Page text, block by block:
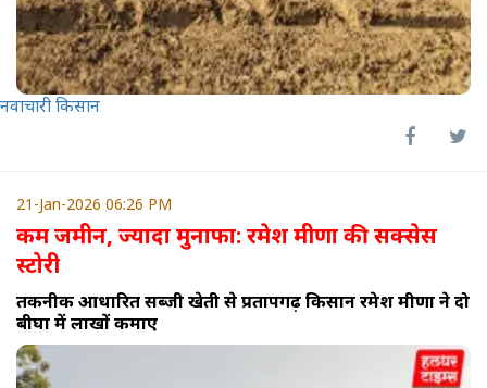
नवाचारी किसान
21-Jan-2026 06:26 PM
कम जमीन, ज्यादा मुनाफा: रमेश मीणा की सक्सेस
स्टोरी
तकनीक आधारित सब्जी खेती से प्रतापगढ़ किसान रमेश मीणा ने दो
बीघा में लाखों कमाए